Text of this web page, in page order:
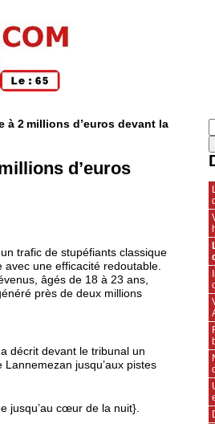
à 2 millions d’euros devant la
d’euros
trafic de stupéfiants classique
avec une efficacité redoutable.
âgés de 18 à 23 ans,
près de deux millions
décrit devant le tribunal un
jusqu’aux pistes
jusqu’au cœur de la nuit}.